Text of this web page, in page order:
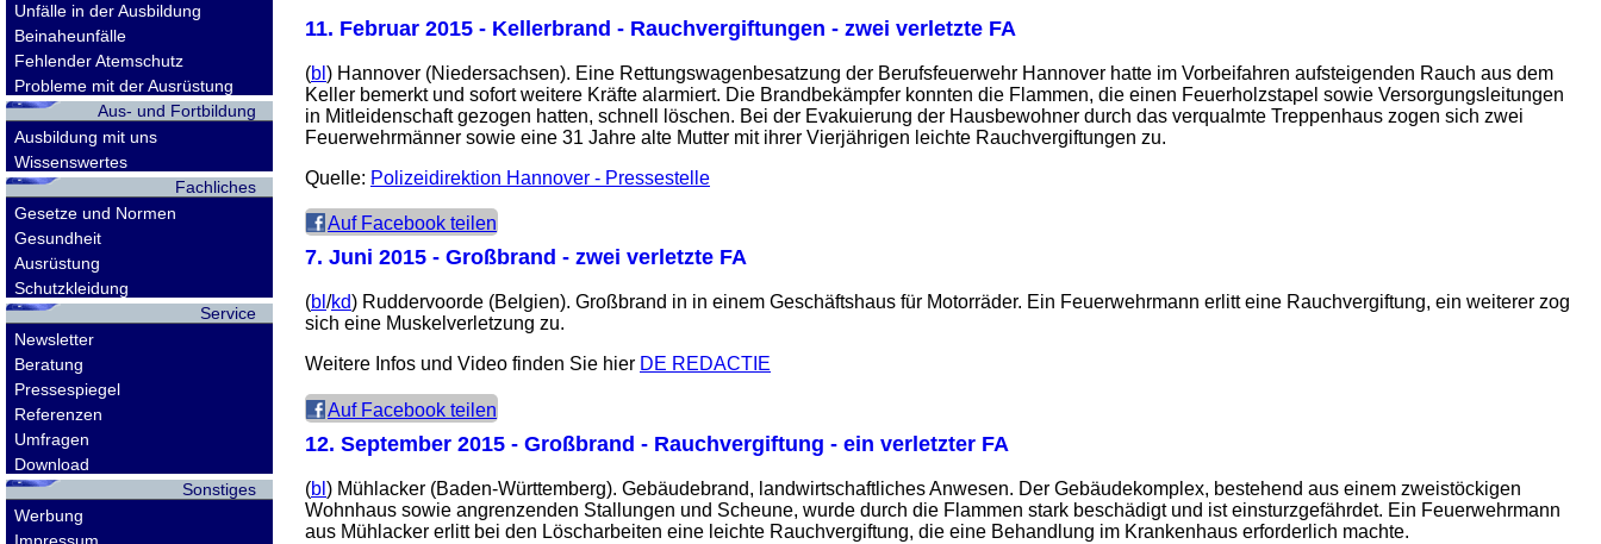
Unfälle in der Ausbildung
Beinaheunfälle
Fehlender Atemschutz
Probleme mit der Ausrüstung
Aus- und Fortbildung
Ausbildung mit uns
Wissenswertes
Fachliches
Gesetze und Normen
Gesundheit
Ausrüstung
Schutzkleidung
Service
Newsletter
Beratung
Pressespiegel
Referenzen
Umfragen
Download
Sonstiges
Werbung
11. Februar 2015 - Kellerbrand - Rauchvergiftungen - zwei verletzte FA
(bl ) Hannover (Niedersachsen). Eine Rettungswagenbesatzung der Berufsfeuerwehr Hannover hatte im Vorbeifahren aufsteigenden Rauch aus dem
Keller bemerkt und sofort weitere Kräfte alarmiert. Die Brandbekämpfer konnten die Flammen, die einen Feuerholzstapel sowie Versorgungsleitungen
in Mitleidenschaft gezogen hatten, schnell löschen. Bei der Evakuierung der Hausbewohner durch das verqualmte Treppenhaus zogen sich zwei
Feuerwehrmänner sowie eine 31 Jahre alte Mutter mit ihrer Vierjährigen leichte Rauchvergiftungen zu.
Quelle: Polizeidirektion Hannover - Pressestelle
Auf Facebook teilen
7. Juni 2015 - Großbrand - zwei verletzte FA
(bl /kd) Ruddervoorde (Belgien). Großbrand in in einem Geschäftshaus für Motorräder. Ein Feuerwehrmann erlitt eine Rauchvergiftung, ein weiterer zog
sich eine Muskelverletzung zu.
Weitere Infos und Video finden Sie hier DE REDACTIE
Auf Facebook teilen
12. September 2015 - Großbrand - Rauchvergiftung - ein verletzter FA
(bl ) Mühlacker (Baden-Württemberg). Gebäudebrand, landwirtschaftliches Anwesen. Der Gebäudekomplex, bestehend aus einem zweistöckigen
Wohnhaus sowie angrenzenden Stallungen und Scheune, wurde durch die Flammen stark beschädigt und ist einsturzgefährdet. Ein Feuerwehrmann
aus Mühlacker erlitt bei den Löscharbeiten eine leichte Rauchvergiftung, die eine Behandlung im Krankenhaus erforderlich machte.